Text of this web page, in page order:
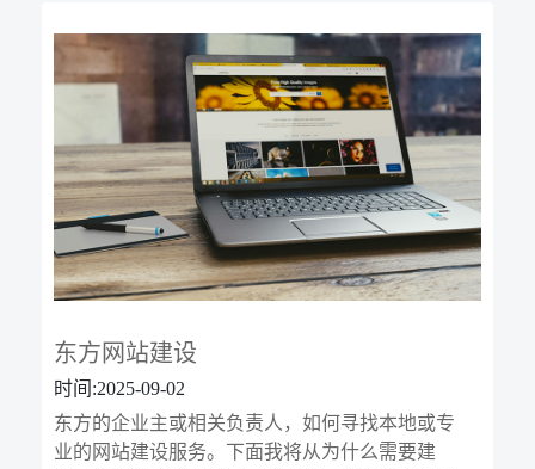
东方网站建设
时间:2025-09-02
东方的企业主或相关负责人，如何寻找本地或专
业的网站建设服务。下面我将从为什么需要建